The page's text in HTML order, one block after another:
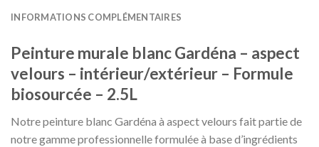
INFORMATIONS COMPLÉMENTAIRES
Peinture murale blanc Gardéna – aspect
velours – intérieur/extérieur – Formule
biosourcée – 2.5L
Notre peinture blanc Gardéna à aspect velours fait partie de
notre gamme professionnelle formulée à base d’ingrédients